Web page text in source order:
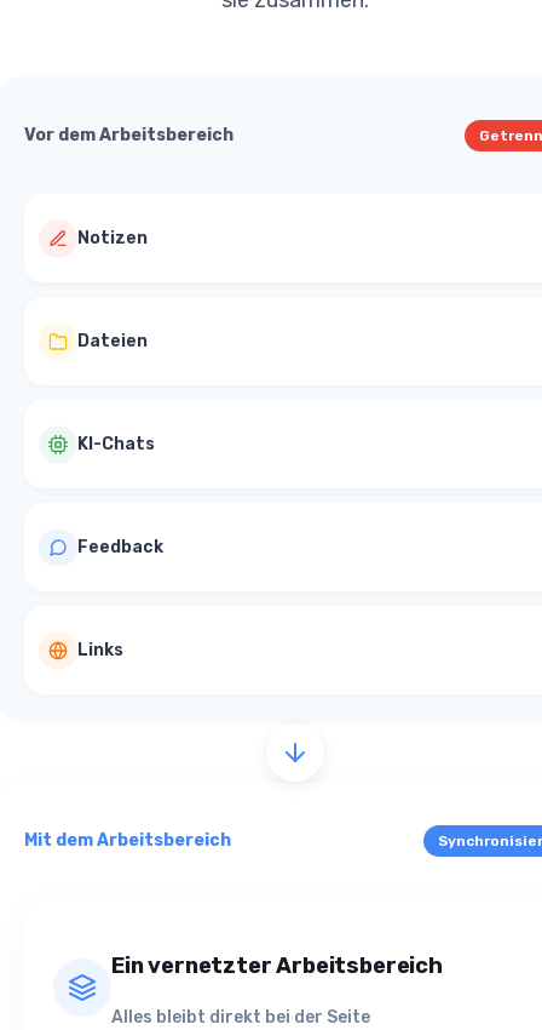
Vor dem Arbeitsbereich
Notizen
Dateien
KI-Chats
Feedback
Links
Mit dem Arbeitsbereich
Ein vernetzter Arbeitsbereich
Alles bleibt direkt bei der Seite